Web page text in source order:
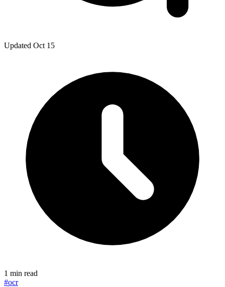
Updated Oct 15
1 min read
#ocr